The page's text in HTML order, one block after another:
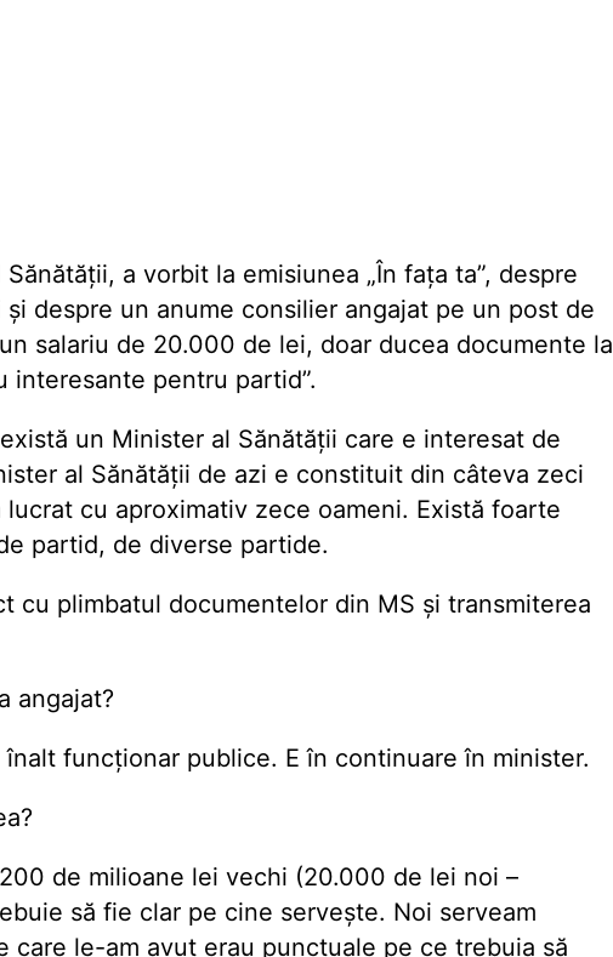
a vorbit la emisiunea „În faţa ta”, despre
despre un anume consilier angajat pe un post de
salariu de 20.000 de lei, doar ducea documente la
interesante pentru partid”.
un Minister al Sănătăţii care e interesat de
al Sănătăţii de azi e constituit din câteva zeci
cu aproximativ zece oameni. Există foarte
partid, de diverse partide.
cu plimbatul documentelor din MS și transmiterea
angajat?
funcționar publice. E în continuare în minister.
de milioane lei vechi (20.000 de lei noi –
să fie clar pe cine serveşte. Noi serveam
care le-am avut erau punctuale pe ce trebuia să